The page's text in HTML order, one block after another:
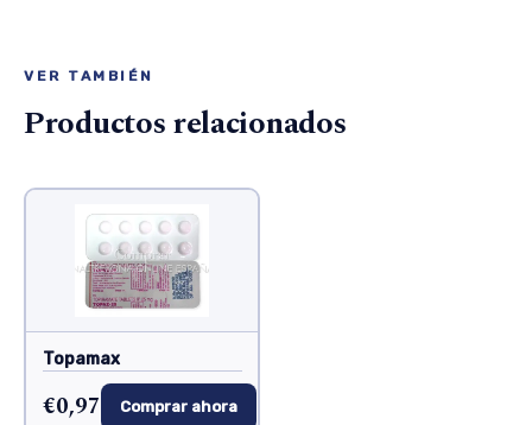
VER TAMBIÉN
Productos relacionados
Topamax
€0,97 Comprar ahora